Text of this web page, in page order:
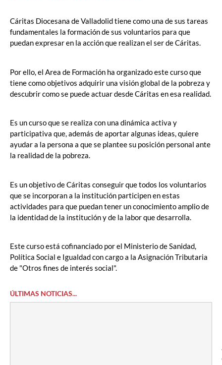
Cáritas Diocesana de Valladolid tiene como una de sus tareas
fundamentales la formación de sus voluntarios para que
puedan expresar en la acción que realizan el ser de Cáritas.
Por ello, el Area de Formación ha organizado este curso que
tiene como objetivos adquirir una visión global de la pobreza y
descubrir como se puede actuar desde Cáritas en esa realidad.
Es un curso que se realiza con una dinámica activa y
participativa que, además de aportar algunas ideas, quiere
ayudar a la persona a que se plantee su posición personal ante
la realidad de la pobreza.
Es un objetivo de Cáritas conseguir que todos los voluntarios
que se incorporan a la institución participen en estas
actividades para que puedan tener un conocimiento amplio de
la identidad de la institución y de la labor que desarrolla.
Este curso está cofinanciado por el Ministerio de Sanidad,
Política Social e Igualdad con cargo a la Asignación Tributaria
de "Otros fines de interés social".
ÚLTIMAS NOTICIAS...